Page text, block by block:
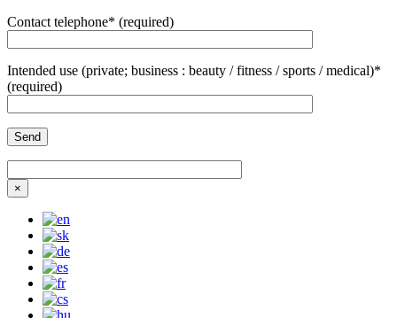
Contact telephone* (required)
Intended use (private; business : beauty / fitness / sports / medical)*
(required)
×